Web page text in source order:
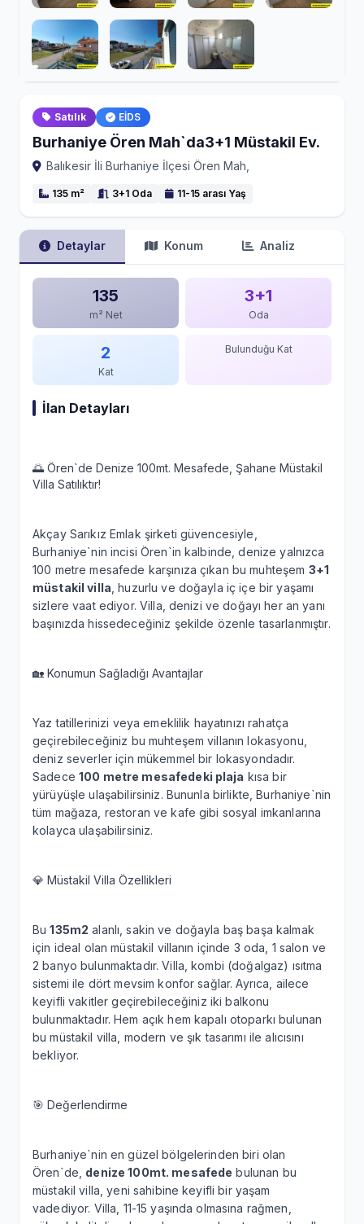
Satılık EİDS
Burhaniye Ören Mah`da3+1 Müstakil Ev.
Balıkesir İli Burhaniye İlçesi Ören Mah,
135 m² 3+1 Oda 11-15 arası Yaş
Detaylar Konum Analiz
135
m² Net
3+1
Oda
2
Kat
Bulunduğu Kat
İlan Detayları
🌅 Ören`de Denize 100mt. Mesafede, Şahane Müstakil
Villa Satılıktır!
Akçay Sarıkız Emlak şirketi güvencesiyle,
Burhaniye`nin incisi Ören`in kalbinde, denize yalnızca
100 metre mesafede karşınıza çıkan bu muhteşem 3+1
müstakil villa, huzurlu ve doğayla iç içe bir yaşamı
sizlere vaat ediyor. Villa, denizi ve doğayı her an yanı
başınızda hissedeceğiniz şekilde özenle tasarlanmıştır.
🏡 Konumun Sağladığı Avantajlar
Yaz tatillerinizi veya emeklilik hayatınızı rahatça
geçirebileceğiniz bu muhteşem villanın lokasyonu,
deniz severler için mükemmel bir lokasyondadır.
Sadece 100 metre mesafedeki plaja kısa bir
yürüyüşle ulaşabilirsiniz. Bununla birlikte, Burhaniye`nin
tüm mağaza, restoran ve kafe gibi sosyal imkanlarına
kolayca ulaşabilirsiniz.
💎 Müstakil Villa Özellikleri
Bu135m2 alanlı, sakin ve doğayla baş başa kalmak
için ideal olan müstakil villanın içinde 3 oda, 1 salon ve
2 banyo bulunmaktadır. Villa, kombi (doğalgaz) ısıtma
sistemi ile dört mevsim konfor sağlar. Ayrıca, ailece
keyifli vakitler geçirebileceğiniz iki balkonu
bulunmaktadır. Hem açık hem kapalı otoparkı bulunan
bu müstakil villa, modern ve şık tasarımı ile alıcısını
bekliyor.
🎯 Değerlendirme
Burhaniye`nin en güzel bölgelerinden biri olan
Ören`de, denize 100mt. mesafede bulunan bu
müstakil villa, yeni sahibine keyifli bir yaşam
vadediyor. Villa, 11-15 yaşında olmasına rağmen,